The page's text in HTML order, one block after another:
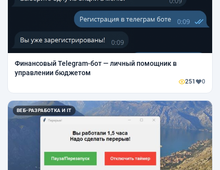
Финансовый Telegram-бот — личный помощник в
управлении бюджетом
251 0
ВЕБ-РАЗРАБОТКА И IT